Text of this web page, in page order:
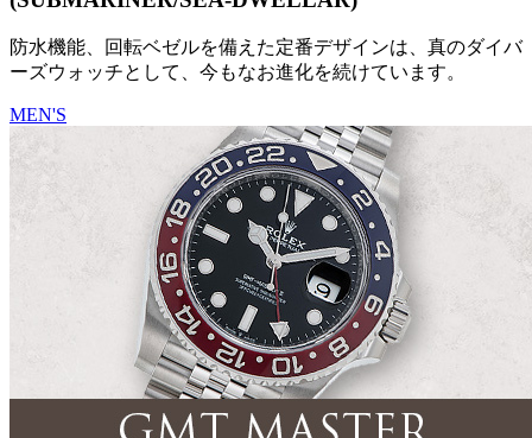
防水機能、回転ベゼルを備えた定番デザインは、真のダイバ
ーズウォッチとして、今もなお進化を続けています。
MEN'S